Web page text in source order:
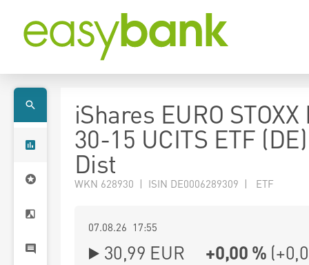
iShares EURO
30-15 UCITS ETF
Dist
WKN 628930 | ISIN DE0006289309 | ETF
07.08.26 17:55
30,99 EUR +0,00 % (